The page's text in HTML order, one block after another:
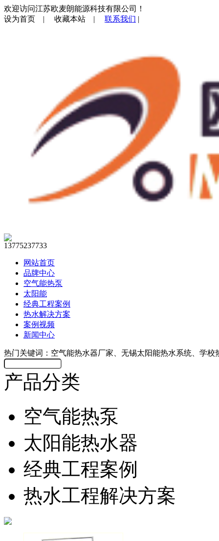
欢迎访问江苏欧麦朗能源科技有限公司！
设为首页 | 收藏本站 | 联系我们 |
13775237733
网站首页
品牌中心
空气能热泵
太阳能
经典工程案例
热水解决方案
案例视频
新闻中心
热门关键词：空气能热水器厂家、无锡太阳能热水系统、学校
产品分类
空气能热泵
太阳能热水器
经典工程案例
热水工程解决方案